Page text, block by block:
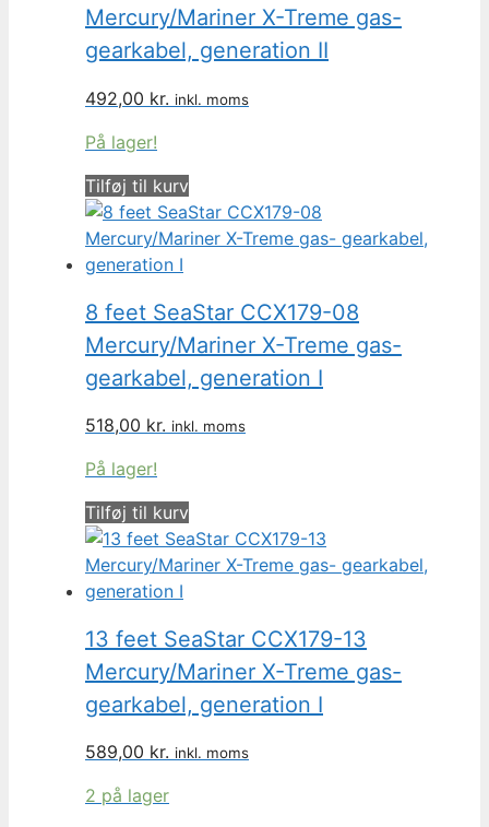
Mercury/Mariner X-Treme gas-
gearkabel, generation II
492,00 kr. inkl. moms
På lager!
Tilføj til kurv
8 feet SeaStar CCX179-08
Mercury/Mariner X-Treme gas-
gearkabel, generation I
518,00 kr. inkl. moms
På lager!
Tilføj til kurv
13 feet SeaStar CCX179-13
Mercury/Mariner X-Treme gas-
gearkabel, generation I
589,00 kr. inkl. moms
2 på lager